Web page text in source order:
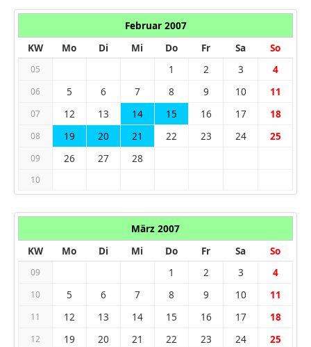
Februar 2007
KW
Mo Di Mi Do Fr Sa So
05 1 2 3 4
06 5 6 7 8 9 10 11
07 12 13 14 15 16 17 18
08 19 20 21 22 23 24 25
09 26 27 28
10
März 2007
KW
Mo Di Mi Do Fr Sa So
09 1 2 3 4
10 5 6 7 8 9 10 11
11 12 13 14 15 16 17 18
12 19 20 21 22 23 24 25